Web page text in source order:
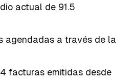
actual de 91.5
agendadas a través de la
facturas emitidas desde